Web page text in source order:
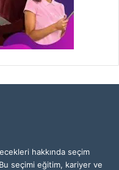
hakkında seçim
seçimi eğitim, kariyer ve